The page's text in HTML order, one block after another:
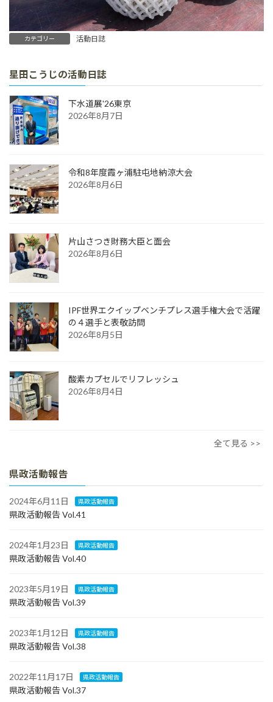
カテゴリー 活動日誌
星田こうじの活動日誌
下水道展'26東京
2026年8月7日
令和8年度霞ヶ浦駐屯地納涼大会
2026年8月6日
片山さつき財務大臣と面会
2026年8月6日
IPF世界エクイップベンチプレス選手権大会で活躍
の４選手と表敬訪問
2026年8月5日
酸素カプセルでリフレッシュ
2026年8月4日
全て見る >>
県政活動報告
2024年6月11日 県政活動報告
県政活動報告 Vol.41
2024年1月23日 県政活動報告
県政活動報告 Vol.40
2023年5月19日 県政活動報告
県政活動報告 Vol.39
2023年1月12日 県政活動報告
県政活動報告 Vol.38
2022年11月17日 県政活動報告
県政活動報告 Vol.37